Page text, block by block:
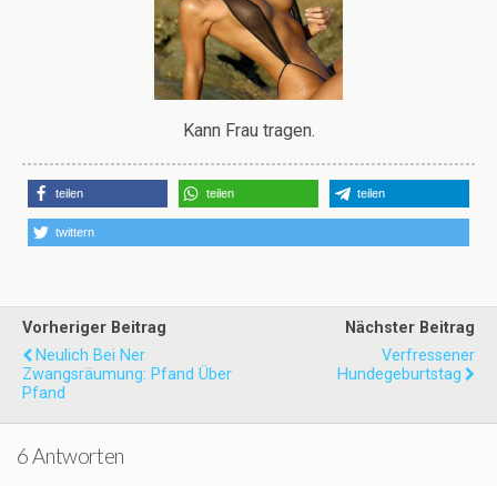
Kann Frau tragen.
teilen teilen teilen
twittern
Vorheriger Beitrag
Neulich Bei Ner
Zwangsräumung: Pfand Über
Pfand
Nächster Beitrag
Verfressener
Hundegeburtstag
6 Antworten